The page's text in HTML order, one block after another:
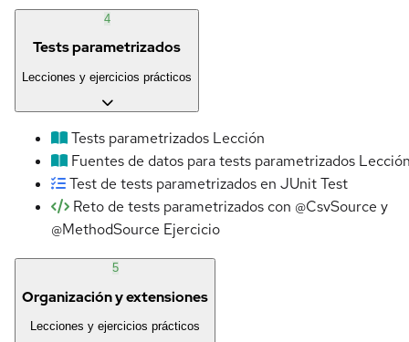
4
Tests parametrizados
Lecciones y ejercicios prácticos
Tests parametrizados Lección
Fuentes de datos para tests parametrizados
Test de tests parametrizados en JUnitTest
Reto de tests parametrizados con @CsvSource y
@MethodSource Ejercicio
5
Organización y extensiones
Lecciones y ejercicios prácticos